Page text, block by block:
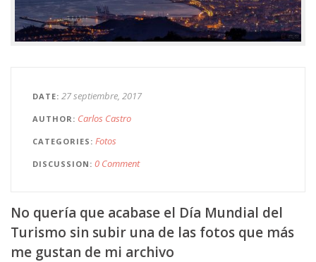
DATE 27 septiembre, 2017
AUTHOR Carlos Castro
CATEGORIES Fotos
DISCUSSION 0 Comment
No quería que acabase el Día Mundial del
Turismo sin subir una de las fotos que más
me gustan de mi archivo